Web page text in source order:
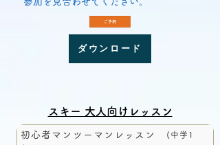
ダウンロード
スキー 大人向けレッスン
初心者マンツーマンレッスン
(中学1